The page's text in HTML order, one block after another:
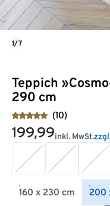
Teppich
290 cm
(10)
199,99inkl. MwSt.
160 x 230 cm
200
1/7